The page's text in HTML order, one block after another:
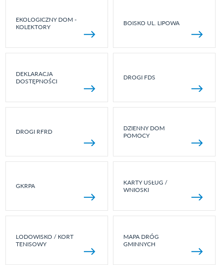
EKOLOGICZNY DOM -
KOLEKTORY
BOISKO UL. LIPOWA
DEKLARACJA
DOSTĘPNOŚCI
DROGI FDS
DROGI RFRD
DZIENNY DOM
POMOCY
GKRPA
KARTY USŁUG /
WNIOSKI
LODOWISKO / KORT
TENISOWY
MAPA DRÓG
GMINNYCH